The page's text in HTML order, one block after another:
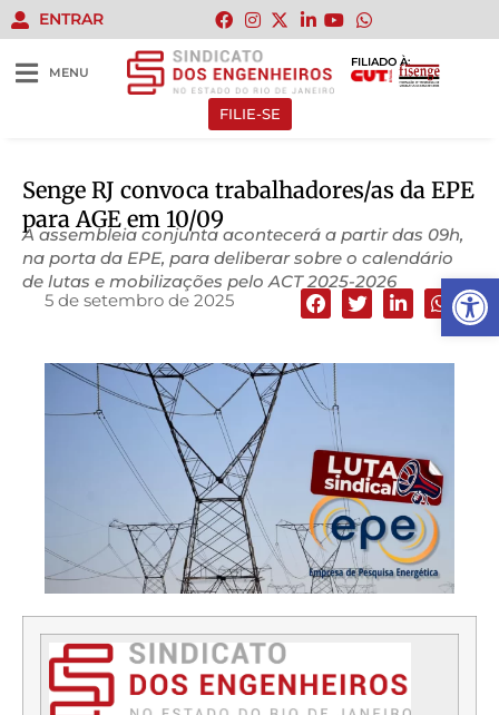
Abrir
ENTRAR
MENU
FILIADO À:
FILIE-SE
Senge RJ convoca trabalhadores/as da EPE
para AGE em 10/09
A assembleia conjunta acontecerá a partir das 09h,
na porta da EPE, para deliberar sobre o calendário
de lutas e mobilizações pelo ACT 2025-2026
5 de setembro de 2025